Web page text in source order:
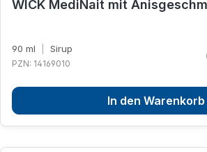
WICK MediNait mit
90 ml Sirup
PZN: 14169010
In den Warenkorb